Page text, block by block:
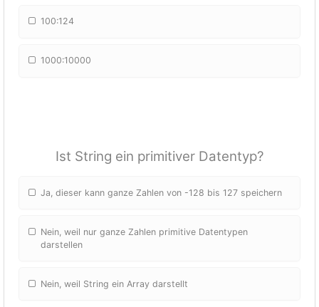
100:124
1000:10000
Ist String ein primitiver Datentyp?
Ja, dieser kann ganze Zahlen von -128 bis 127 speichern
Nein, weil nur ganze Zahlen primitive Datentypen
darstellen
Nein, weil String ein Array darstellt